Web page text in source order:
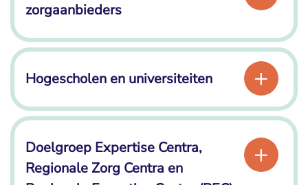
zorgaanbieders
Hogescholen en universiteiten
Doelgroep Expertise Centra,
Regionale Zorg Centra en